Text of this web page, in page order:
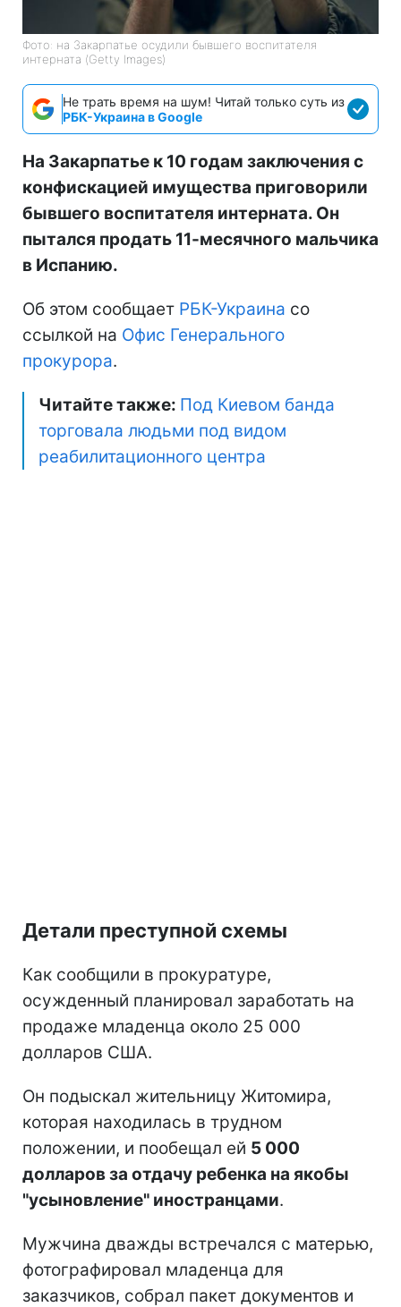
Фото: на Закарпатье осудили бывшего воспитателя
интерната (Getty Images)
Не трать время на шум! Читай только суть из
РБК-Украина в Google
На Закарпатье к 10 годам заключения с
конфискацией имущества приговорили
бывшего воспитателя интерната. Он
пытался продать 11-месячного мальчика
в Испанию.
Об этом сообщает РБК-Украина со
ссылкой на Офис Генерального
прокурора.
Читайте также: Под Киевом банда
торговала людьми под видом
реабилитационного центра
Детали преступной схемы
Как сообщили в прокуратуре,
осужденный планировал заработать на
продаже младенца около 25 000
долларов США.
Он подыскал жительницу Житомира,
которая находилась в трудном
положении, и пообещал ей 5 000
долларов за отдачу ребенка на якобы
"усыновление" иностранцами.
Мужчина дважды встречался с матерью,
фотографировал младенца для
заказчиков, собрал пакет документов и